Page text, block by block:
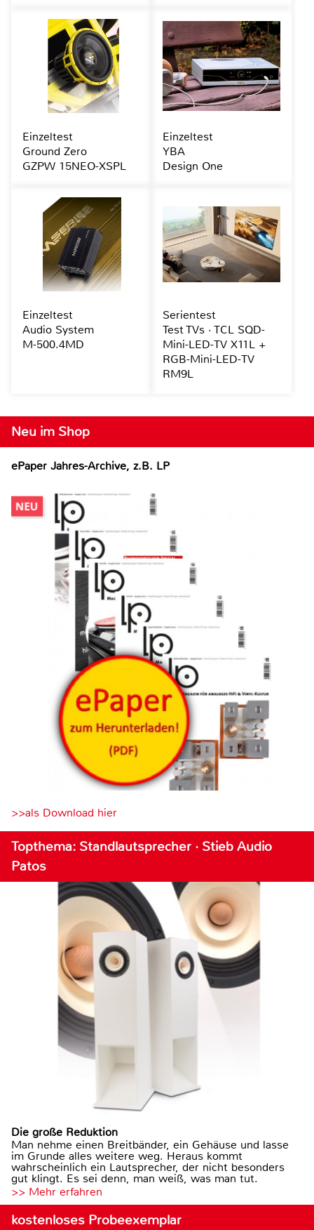
Neu im Shop
ePaper Jahres-Archive, z.B. LP
>>als Download hier
Topthema: Standlautsprecher · Stieb Audio
Patos
Die große Reduktion
Man nehme einen Breitbänder, ein Gehäuse und lasse
im Grunde alles weitere weg. Heraus kommt
wahrscheinlich ein Lautsprecher, der nicht besonders
gut klingt. Es sei denn, man weiß, was man tut.
>> Mehr erfahren
kostenloses Probeexemplar
Einzeltest
Ground Zero
GZPW 15NEO-XSPL
Einzeltest
YBA
Design One
Einzeltest
Audio System
M-500.4MD
Serientest
Test TVs · TCL SQD-
Mini-LED-TV X11L +
RGB-Mini-LED-TV
RM9L